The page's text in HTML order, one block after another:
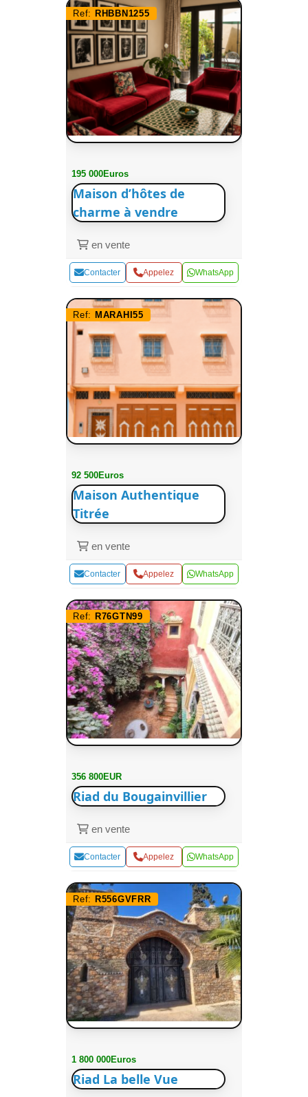
Ref: RHBBN1255
195 000Euros
Maison d’hôtes de
charme à vendre
en vente
Contacter Appelez WhatsApp
Ref: MARAHI55
92 500Euros
Maison Authentique
Titrée
en vente
Contacter Appelez WhatsApp
Ref: R76GTN99
356 800EUR
Riad du Bougainvillier
en vente
Contacter Appelez WhatsApp
Ref: R556GVFRR
1 800 000Euros
Riad La belle Vue